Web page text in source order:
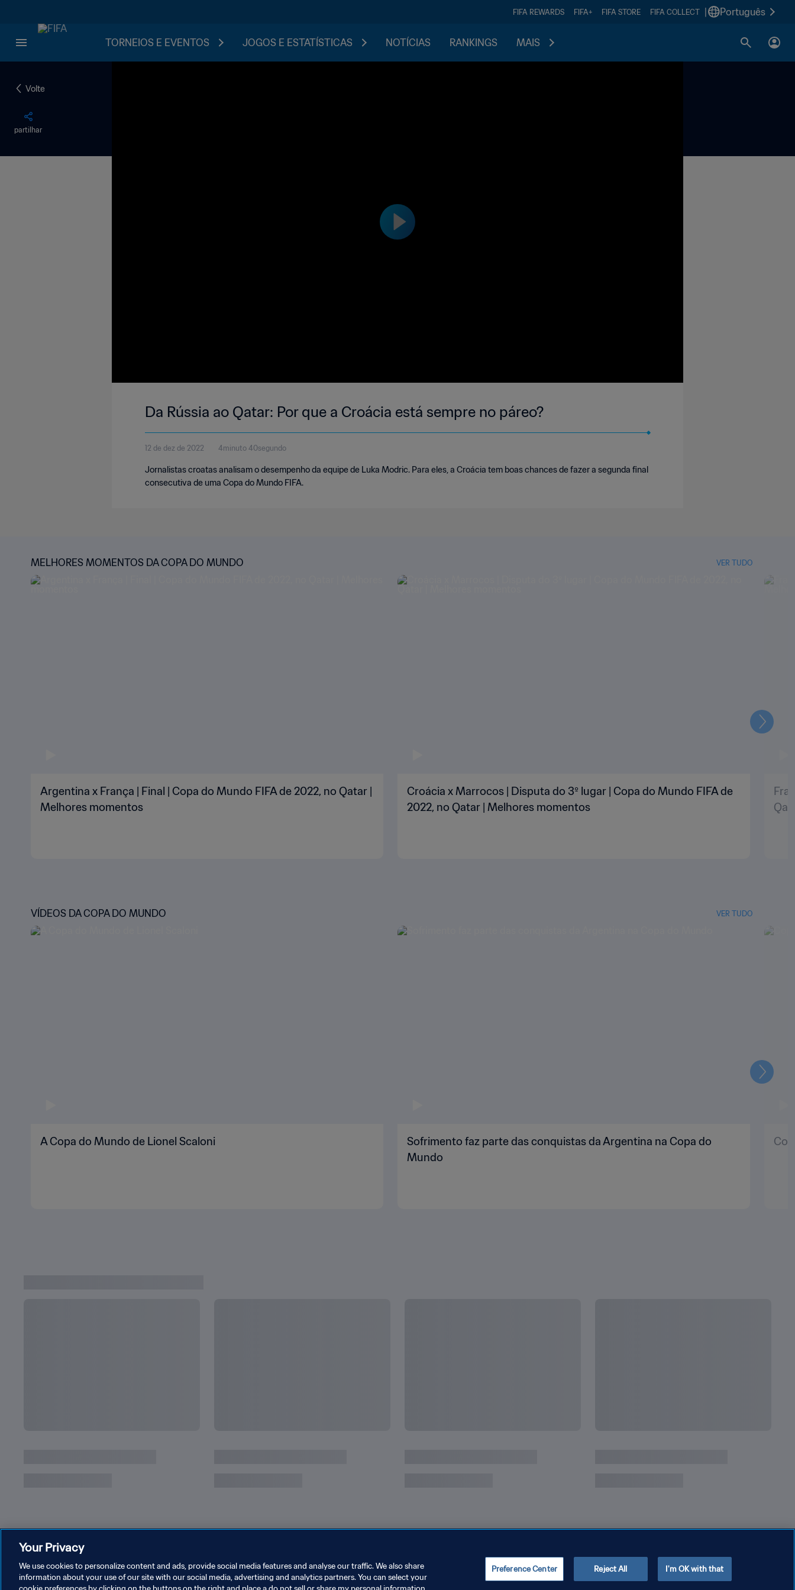
FIFA REWARDS FIFA+ FIFA STORE FIFA COLLECT Português
TORNEIOS E EVENTOS JOGOS E ESTATÍSTICAS NOTÍCIAS RANKINGS MAIS
Volte
partilhar
Da Rússia ao Qatar: Por que a Croácia está sempre no páreo?
12 de dez de 2022 4minuto 40segundo
Jornalistas croatas analisam o desempenho da equipe de Luka Modric. Para eles, a Croácia tem boas chances de fazer a segunda final
consecutiva de uma Copa do Mundo FIFA.
MELHORES MOMENTOS DA COPA DO MUNDO VER TUDO
Argentina x França | Final | Copa do Mundo FIFA de 2022, no Qatar |
Melhores momentos
Croácia x Marrocos | Disputa do 3º lugar | Copa do Mundo FIFA de
2022, no Qatar | Melhores momentos
VÍDEOS DA COPA DO MUNDO VER TUDO
A Copa do Mundo de Lionel Scaloni
Sofrimento faz parte das conquistas da Argentina na Copa do
Mundo
Your Privacy
We use cookies to personalize content and ads, provide social media features and analyse our traffic. We also share
information about your use of our site with our social media, advertising and analytics partners. You can select your
Preference Center Reject All I'm OK with that